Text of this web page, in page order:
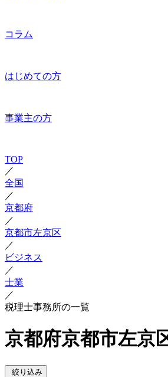
コラム
はじめての方
事業主の方
TOP
／
全国
／
京都府
／
京都市左京区
／
ビジネス
／
士業
／
税理士事務所の一覧
京都府京都市左京
絞り込み